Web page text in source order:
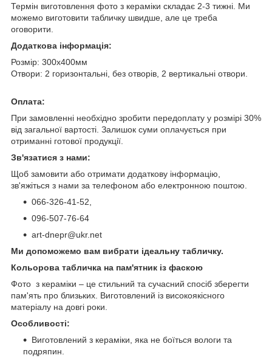
Термін виготовлення фото з кераміки складає 2-3 тижні. Ми
можемо виготовити табличку швидше, але це треба
оговорити.
Додаткова інформація:
Розмір: 300х400мм
Отвори: 2 горизонтальні, без отворів, 2 вертикальні отвори.
Оплата:
При замовленні необхідно зробити передоплату у розмірі 30%
від загальної вартості. Залишок суми оплачується при
отриманні готової продукції.
Зв'язатися з нами:
Щоб замовити або отримати додаткову інформацію,
зв'яжіться з нами за телефоном або електронною поштою.
066-326-41-52,
096-507-76-64
art-dnepr@ukr.net
Ми допоможемо вам вибрати ідеальну табличку.
Кольорова табличка на пам'ятник із фаскою
Фото з кераміки – це стильний та сучасний спосіб зберегти
пам'ять про близьких. Виготовлений із високоякісного
матеріалу на довгі роки.
Особливості:
Виготовлений з кераміки, яка не боїться вологи та
подряпин.